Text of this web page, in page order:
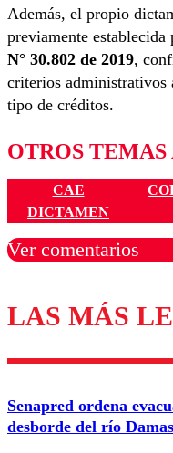
Además, el propio
previamente
N° 30.802 de 2019,
criterios administrativos
tipo de créditos.
OTROS
CAE
DICTAMEN
Ver comentarios
Los comentarios
Correo
LAS MÁS
Senapred ordena
desborde del río